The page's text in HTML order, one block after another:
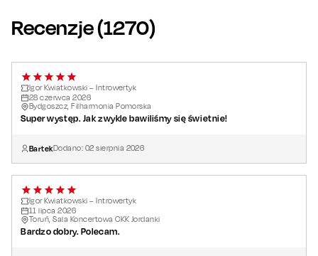
Recenzje (1270)
Igor Kwiatkowski – Introwertyk
28 czerwca 2026
Bydgoszcz, Filharmonia Pomorska
Super występ. Jak zwykle bawiliśmy się świetnie!
BartekDodano: 02 sierpnia 2026
Igor Kwiatkowski – Introwertyk
11 lipca 2026
Toruń, Sala Koncertowa CKK Jordanki
Bardzo dobry. Polecam.